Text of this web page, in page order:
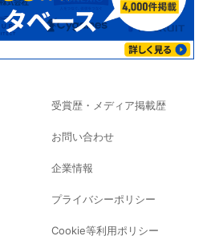
受賞歴・メディア掲載歴
お問い合わせ
企業情報
プライバシーポリシー
Cookie等利用ポリシー